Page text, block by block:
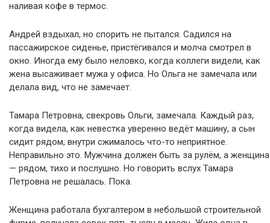
наливая кофе в термос.
Андрей вздыхал, но спорить не пытался. Садился на
пассажирское сиденье, пристёгивался и молча смотрел в
окно. Иногда ему было неловко, когда коллеги видели, как
жена высаживает мужа у офиса. Но Ольга не замечала или
делала вид, что не замечает.
Тамара Петровна, свекровь Ольги, замечала. Каждый раз,
когда видела, как невестка уверенно ведёт машину, а сын
сидит рядом, внутри сжималось что-то неприятное.
Неправильно это. Мужчина должен быть за рулём, а женщина
— рядом, тихо и послушно. Но говорить вслух Тамара
Петровна не решалась. Пока.
Женщина работала бухгалтером в небольшой строительной